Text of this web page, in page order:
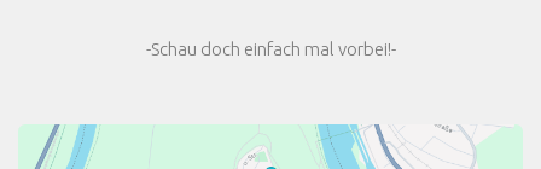
-Schau doch einfach mal vorbei!-